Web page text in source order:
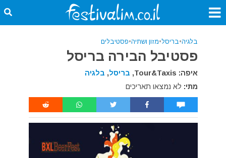
בלגיה•בריסל•מזון ושתיה•פסטיבלים
פסטיבל הבירה בריסל
איפה: Tour&Taxis, בריסל, בלגיה
מתי: לא נמצאו תאריכים